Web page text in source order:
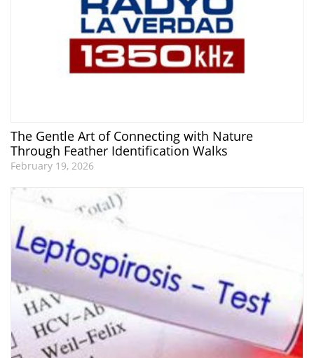
The Gentle Art of Connecting with Nature
Through Feather Identification Walks
February 19, 2026